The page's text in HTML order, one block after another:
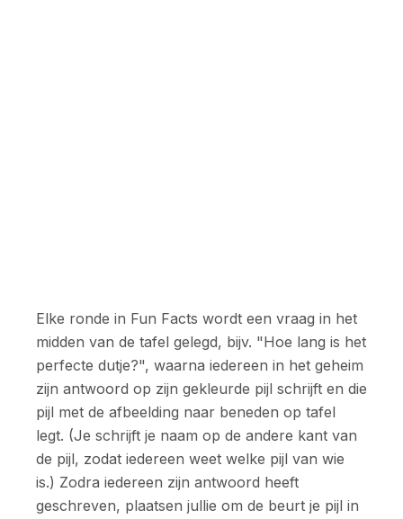
Elke ronde in Fun Facts wordt een vraag in het
midden van de tafel gelegd, bijv. "Hoe lang is het
perfecte dutje?", waarna iedereen in het geheim
zijn antwoord op zijn gekleurde pijl schrijft en die
pijl met de afbeelding naar beneden op tafel
legt. (Je schrijft je naam op de andere kant van
de pijl, zodat iedereen weet welke pijl van wie
is.) Zodra iedereen zijn antwoord heeft
geschreven, plaatsen jullie om de beurt je pijl in